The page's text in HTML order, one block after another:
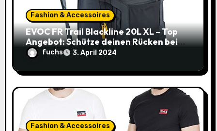
o
Fashion & Accessoires
EVOC FR Trail Blackline 20L XL – Top
Angebot: Schütze deinen Rücken beim
Biken zum unschlagbaren Preis!
fuchs 3. April 2024
Fashion & Accessoires